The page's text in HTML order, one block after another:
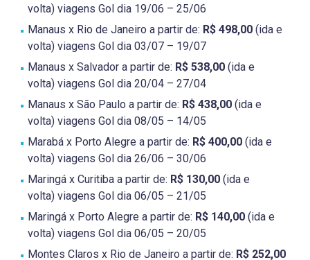
volta) viagens Gol dia 19/06 – 25/06
Manaus x Rio de Janeiro a partir de: R$ 498,00 (ida e
volta) viagens Gol dia 03/07 – 19/07
Manaus x Salvador a partir de: R$ 538,00 (ida e
volta) viagens Gol dia 20/04 – 27/04
Manaus x São Paulo a partir de: R$ 438,00 (ida e
volta) viagens Gol dia 08/05 – 14/05
Marabá x Porto Alegre a partir de: R$ 400,00 (ida e
volta) viagens Gol dia 26/06 – 30/06
Maringá x Curitiba a partir de: R$ 130,00 (ida e
volta) viagens Gol dia 06/05 – 21/05
Maringá x Porto Alegre a partir de: R$ 140,00 (ida e
volta) viagens Gol dia 06/05 – 20/05
Montes Claros x Rio de Janeiro a partir de: R$ 252,00